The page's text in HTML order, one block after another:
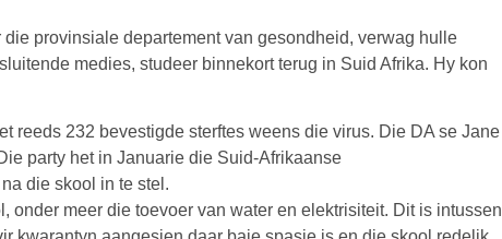
provinsiale departement van gesondheid, verwag hulle
medies, studeer binnekort terug in Suid Afrika. Hy kon
reeds 232 bevestigde sterftes weens die virus. Die DA se Jane
party het in Januarie die Suid-Afrikaanse
die skool in te stel.
onder meer die toevoer van water en elektrisiteit. Dit is intussen